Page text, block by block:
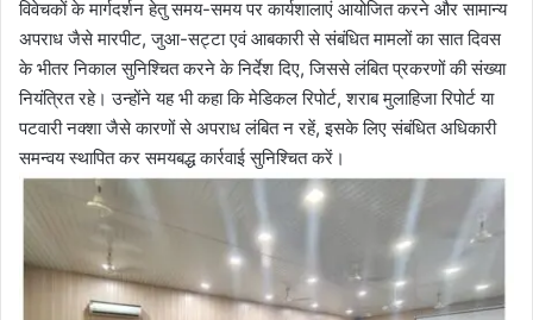
विवेचकों के मार्गदर्शन हेतु समय-समय पर कार्यशालाएं आयोजित करने और सामान्य
अपराध जैसे मारपीट, जुआ-सट्टा एवं आबकारी से संबंधित मामलों का सात दिवस
के भीतर निकाल सुनिश्चित करने के निर्देश दिए, जिससे लंबित प्रकरणों की संख्या
नियंत्रित रहे। उन्होंने यह भी कहा कि मेडिकल रिपोर्ट, शराब मुलाहिजा रिपोर्ट या
पटवारी नक्शा जैसे कारणों से अपराध लंबित न रहें, इसके लिए संबंधित अधिकारी
समन्वय स्थापित कर समयबद्ध कार्रवाई सुनिश्चित करें।